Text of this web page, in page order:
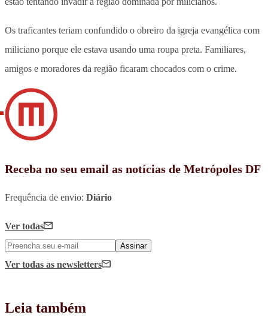
Os traficantes teriam confundido o obreiro da igreja evangélica com
miliciano porque ele estava usando uma roupa preta. Familiares,
amigos e moradores da região ficaram chocados com o crime.
Receba no seu email as notícias de Metrópoles DF
Frequência de envio: Diário
Ver todas
Assinar
Ver todas as newsletters
Leia também